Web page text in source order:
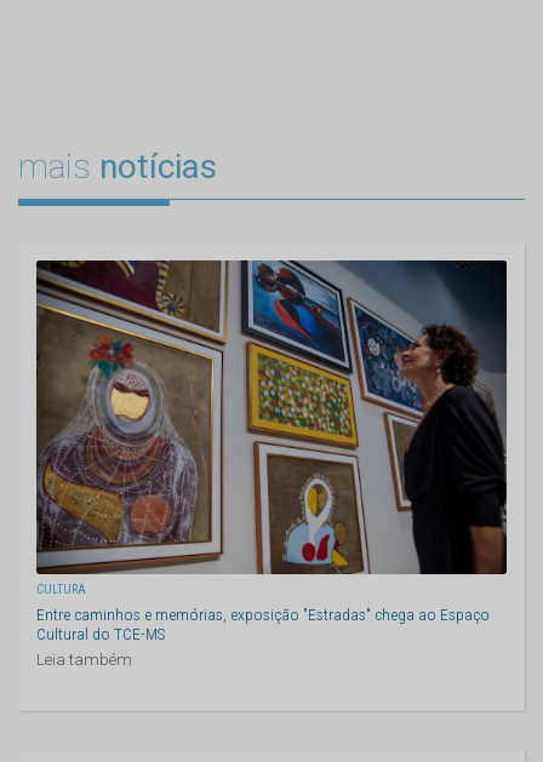
mais notícias
CULTURA
Entre caminhos e memórias, exposição "Estradas" chega ao Espaço
Cultural do TCE-MS
Leia também